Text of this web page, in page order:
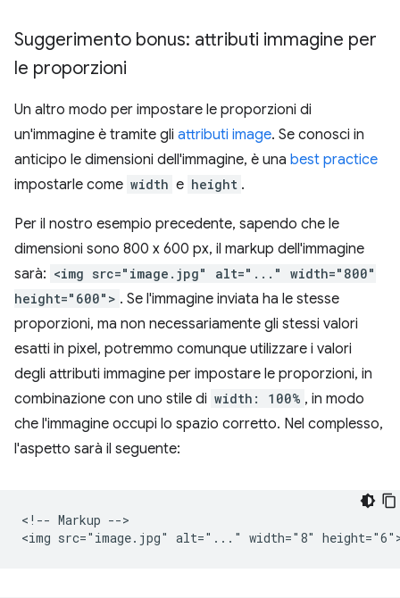
Suggerimento bonus: attributi immagine per
le proporzioni
Un altro modo per impostare le proporzioni di
un'immagine è tramite gli attributi image. Se conosci in
anticipo le dimensioni dell'immagine, è una best practice
impostarle come width e height .
Per il nostro esempio precedente, sapendo che le
dimensioni sono 800 x 600 px, il markup dell'immagine
sarà: <img src="image.jpg" alt="..." width="800"
height="600"> . Se l'immagine inviata ha le stesse
proporzioni, ma non necessariamente gli stessi valori
esatti in pixel, potremmo comunque utilizzare i valori
degli attributi immagine per impostare le proporzioni, in
combinazione con uno stile di width: 100% , in modo
che l'immagine occupi lo spazio corretto. Nel complesso,
l'aspetto sarà il seguente:
<!-- Markup -->